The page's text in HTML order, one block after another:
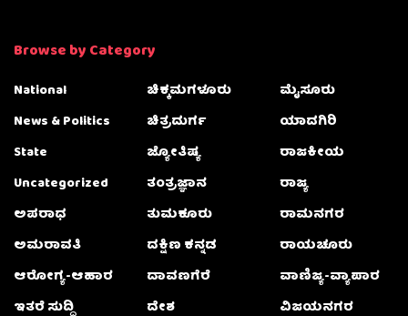
Browse by Category
National
News & Politics
State
Uncategorized
ಅಪರಾಧ
ಅಮರಾವತಿ
ಆರೋಗ್ಯ-ಆಹಾರ
ಇತರೆ ಸುದ್ದಿ
ಚಿಕ್ಕಮಗಳೂರು
ಚಿತ್ರದುರ್ಗ
ಜ್ಯೋತಿಷ್ಯ
ತಂತ್ರಜ್ಞಾನ
ತುಮಕೂರು
ದಕ್ಷಿಣ ಕನ್ನಡ
ದಾವಣಗೆರೆ
ದೇಶ
ಮೈಸೂರು
ಯಾದಗಿರಿ
ರಾಜಕೀಯ
ರಾಜ್ಯ
ರಾಮನಗರ
ರಾಯಚೂರು
ವಾಣಿಜ್ಯ-ವ್ಯಾಪಾರ
ವಿಜಯನಗರ